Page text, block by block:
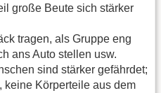
große Beute sich stärker
tragen, als Gruppe eng
ans Auto stellen usw.
sind stärker gefährdet;
keine Körperteile aus dem